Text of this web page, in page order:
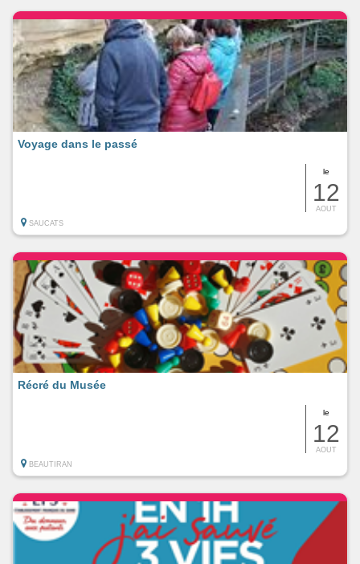
le
12
AOUT
Voyage dans le passé
SAUCATS
le
12
AOUT
Récré du Musée
BEAUTIRAN